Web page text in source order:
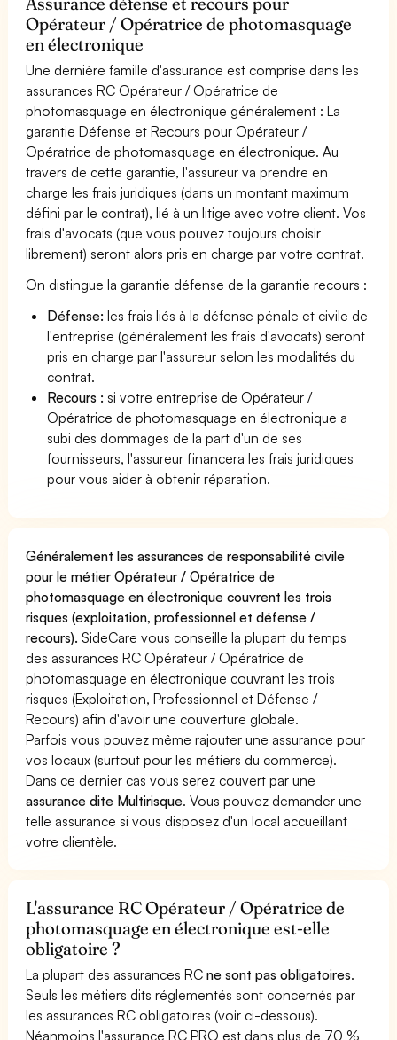
Opérateur / Opératrice de photomasquage
en électronique
Une dernière famille d'assurance est comprise dans les
assurances RC Opérateur / Opératrice de
photomasquage en électronique généralement : La
garantie Défense et Recours pour Opérateur /
Opératrice de photomasquage en électronique. Au
travers de cette garantie, l'assureur va prendre en
charge les frais juridiques (dans un montant maximum
défini par le contrat), lié à un litige avec votre client. Vos
frais d'avocats (que vous pouvez toujours choisir
librement) seront alors pris en charge par votre contrat.
On distingue la garantie défense de la garantie recours :
Défense: les frais liés à la défense pénale et civile de
l'entreprise (généralement les frais d'avocats) seront
pris en charge par l'assureur selon les modalités du
contrat.
Recours : si votre entreprise de Opérateur /
Opératrice de photomasquage en électronique a
subi des dommages de la part d'un de ses
fournisseurs, l'assureur financera les frais juridiques
pour vous aider à obtenir réparation.
Généralement les assurances de responsabilité civile
pour le métier Opérateur / Opératrice de
photomasquage en électronique couvrent les trois
risques (exploitation, professionnel et défense /
recours). SideCare vous conseille la plupart du temps
des assurances RC Opérateur / Opératrice de
photomasquage en électronique couvrant les trois
risques (Exploitation, Professionnel et Défense /
Recours) afin d'avoir une couverture globale.
Parfois vous pouvez même rajouter une assurance pour
vos locaux (surtout pour les métiers du commerce).
Dans ce dernier cas vous serez couvert par une
assurance dite Multirisque. Vous pouvez demander une
telle assurance si vous disposez d'un local accueillant
votre clientèle.
L'assurance RC Opérateur / Opératrice de
photomasquage en électronique est-elle
obligatoire ?
La plupart des assurances RCne sont pas obligatoires.
Seuls les métiers dits réglementés sont concernés par
les assurances RC obligatoires (voir ci-dessous).
Néanmoins l'assurance RC PRO est dans plus de 70 %